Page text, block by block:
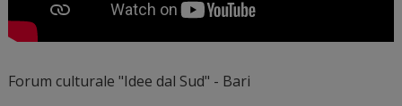
Forum culturale "Idee dal Sud" - Bari